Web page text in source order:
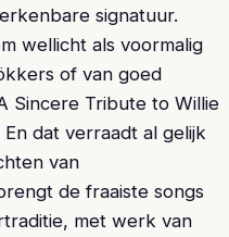
signatuur.
wellicht als voormalig
of van goed
Sincere Tribute to Willie
En dat verraadt al gelijk
van
de fraaiste songs
met werk van